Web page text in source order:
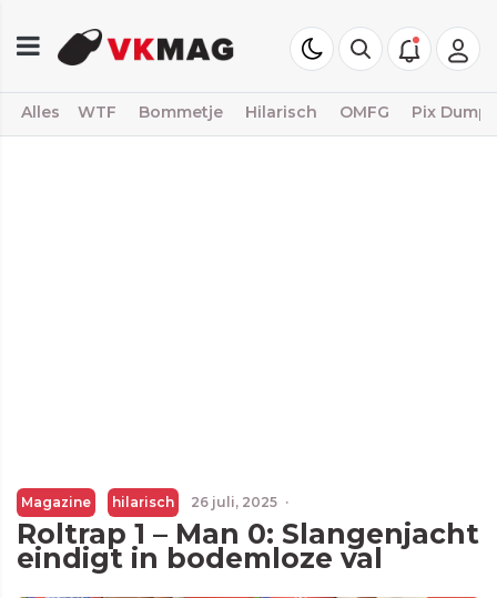
Alles WTF Bommetje Hilarisch OMFG Pix Dump
Magazine hilarisch 26 juli, 2025 ·
Roltrap 1 – Man 0: Slangenjacht
eindigt in bodemloze val